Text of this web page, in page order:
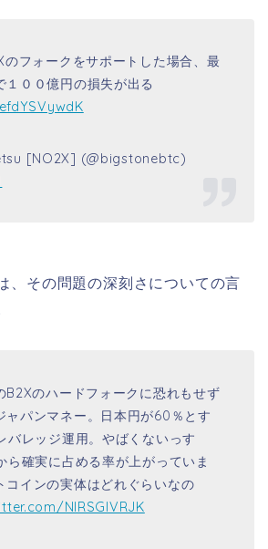
のフォークをサポートした場合、最
１００億円の損失が出る
[NO2X] (@bigstonebtc)
、その問題の深刻さについての言
B2Xのハードフォークに恐れもせず
ャパンマネー。日本円が60％とす
バレッジ運用。やばくないっす
ら確実に占める率が上がっていま
コインの実体はどれぐらいなの
NlRSGlVRJK